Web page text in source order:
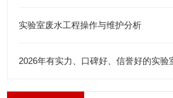
实验室废水工程操作与维护分析
2026年有实力、口碑好、信誉好的实验